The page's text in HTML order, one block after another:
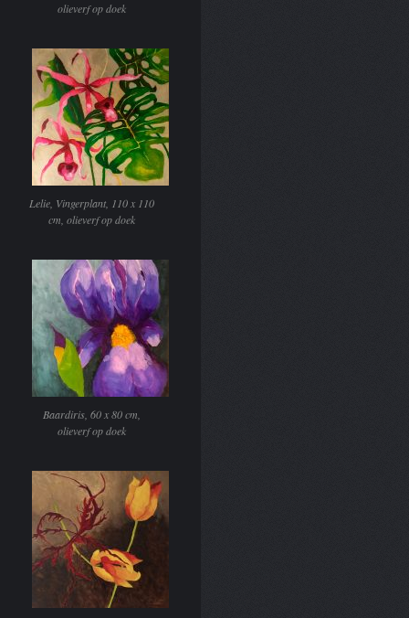
olieverf op doek
Lelie, Vingerplant, 110 x 110
cm, olieverf op doek
Baardiris, 60 x 80 cm,
olieverf op doek